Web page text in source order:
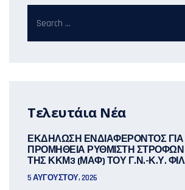
Τελευτάια Νέα
ΕΚΔΗΛΩΣΗ ΕΝΔΙΑΦΕΡΟΝΤΟΣ
ΠΡΟΜΗΘΕΙΑ ΡΥΘΜΙΣΤΗ ΣΤΡΟΦΩΝ
ΤΗΣ ΚΚΜ3 (ΜΑΦ) ΤΟΥ Γ.Ν.-Κ.Υ.
5 ΑΥΓΟΎΣΤΟΥ, 2026